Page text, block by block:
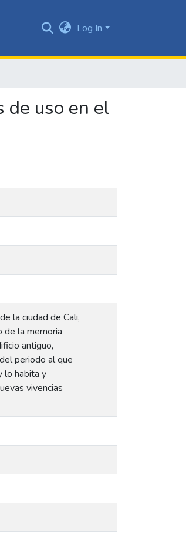
Log In
de uso en el
la ciudad de Cali,
de la memoria
antiguo,
periodo al que
lo habita y
vivencias